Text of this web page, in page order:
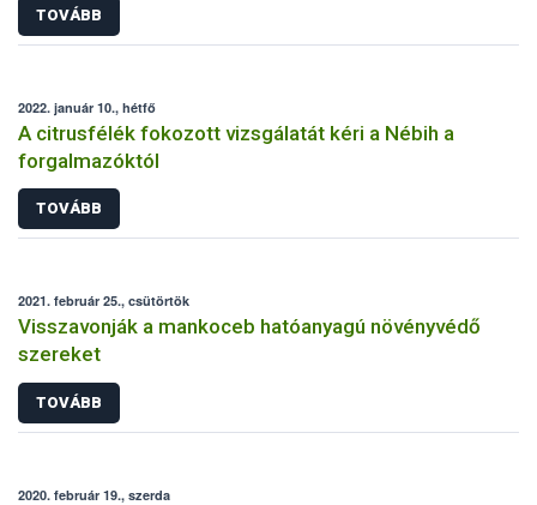
TOVÁBB
2022. január 10., hétfő
A citrusfélék fokozott vizsgálatát kéri a Nébih a
forgalmazóktól
TOVÁBB
2021. február 25., csütörtök
Visszavonják a mankoceb hatóanyagú növényvédő
szereket
TOVÁBB
2020. február 19., szerda